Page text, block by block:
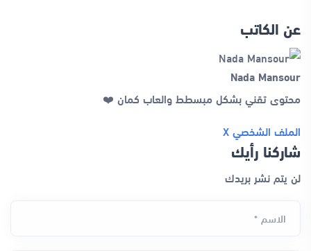
عن الكاتب
Nada Mansour
محتوى تقني بشكل مبسطط والعاب كمان ❤️
الملف الشخصي X
شاركنا رأيك
لن يتم نشر بريدك
الاسم *